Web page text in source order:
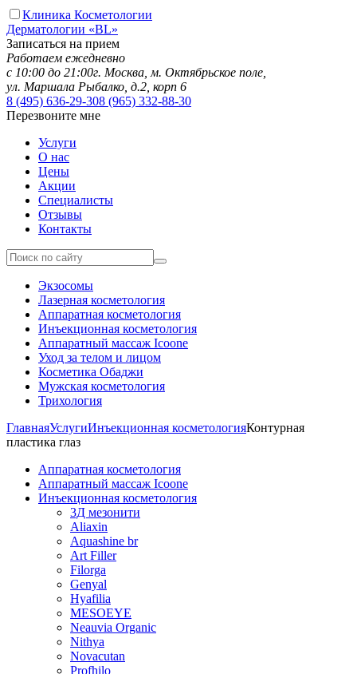
Клиника Косметологии
Дерматологии «BL»
Записаться на прием
Работаем ежедневно
с 10:00 до 21:00г. Москва, м. Октябрьское поле,
ул. Маршала Рыбалко, д.2, корп 6
8 (495) 636-29-308 (965) 332-88-30
Перезвоните мне
Услуги
О нас
Цены
Акции
Специалисты
Отзывы
Контакты
Экзосомы
Лазерная косметология
Аппаратная косметология
Инъекционная косметология
Аппаратный массаж Icoone
Уход за телом и лицом
Косметика Обаджи
Мужская косметология
Трихология
ГлавнаяУслугиИнъекционная косметологияКонтурная
пластика глаз
Аппаратная косметология
Аппаратный массаж Icoone
Инъекционная косметология
3Д мезонити
Aliaxin
Aquashine br
Art Filler
Filorga
Genyal
Hyafilia
MESOEYE
Neauvia Organic
Nithya
Novacutan
Profhilo